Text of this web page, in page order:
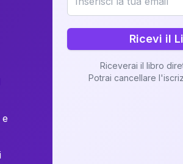
di Coppia attraverso una
personalizzata
⚡
Ricevi il
Riceverai il libro
Potrai cancellare